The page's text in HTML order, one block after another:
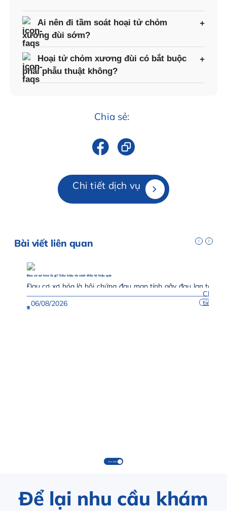
Ai nên đi tầm soát hoại tử chỏm
xương đùi sớm?
Hoại tử chỏm xương đùi có bắt buộc
phải phẫu thuật không?
Chia sẻ:
Chi tiết dịch vụ
Bài viết liên quan
Đau cơ xơ hóa là gì? Dấu hiệu và cách điều trị hiệu quả
Đau cơ xơ hóa là hội chứng đau mạn tính gây đau lan tỏa
nhiều vùng trên cơ thể, thường...
06/08/2026
Chi
tiết
Xem thêm
Để lại nhu cầu khám